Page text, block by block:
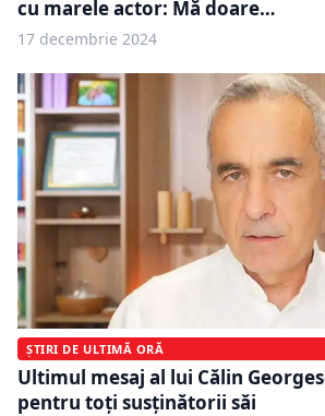
cu marele actor: Mă doare…
17 decembrie 2024
ȘTIRI DE ULTIMĂ ORĂ
Ultimul mesaj al lui Călin
pentru toți susținătorii săi